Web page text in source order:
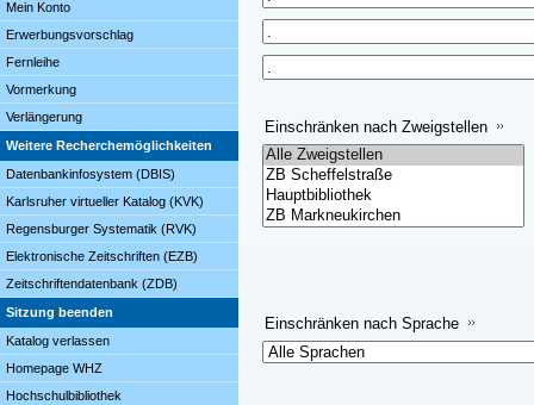
Mein Konto
Erwerbungsvorschlag
Fernleihe
Vormerkung
Verlängerung
Weitere Recherchemöglichkeiten
Datenbankinfosystem (DBIS)
Karlsruher virtueller Katalog (KVK)
Regensburger Systematik (RVK)
Elektronische Zeitschriften (EZB)
Zeitschriftendatenbank (ZDB)
Sitzung beenden
Katalog verlassen
Homepage WHZ
Hochschulbibliothek
Einschränken nach Zweigstellen
Einschränken nach Sprache